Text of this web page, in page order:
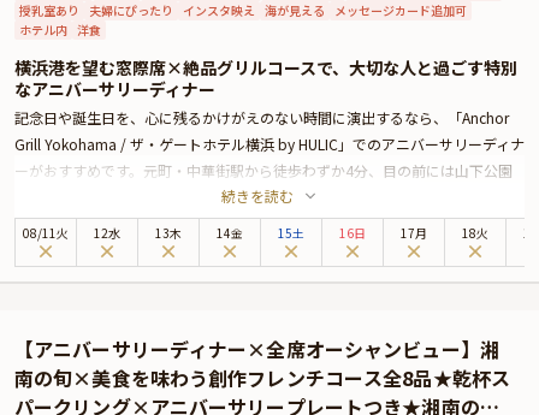
授乳室あり
夫婦にぴったり インスタ映え 海が見える
メッセージカード追加可
ホテル内 洋食
横浜港を望む窓際席×絶品グリルコースで、大切な人と過ごす特別
なアニバーサリーディナー
記念日や誕生日を、心に残るかけがえのない時間に演出するなら、「Anchor
Grill Yokohama / ザ・ゲートホテル横浜 by HULIC」でのアニバーサリーディナ
ーがおすすめです。元町・中華街駅から徒歩わずか4分、目の前には山下公園
と横浜の海が広がる絶好のロケーション。まるで異国に訪れたかのような情緒
あふれる店内で、夕暮れから夜へと移ろう景色とともに、特別なひとときをお
過ごしいただけます。
引き出した魚料理と肉料理のWメインを中心に、グリルの技が光る一皿一皿
を、ソースや付け合わせでお好みに合わせてお楽しみいただけます。
また、ディナーの締めくくりには、想いを込めたメッセージ付きのデザートプ
続きを読む
08/11火 12水 13木 14金 15土 16日 17月 18火
【アニバーサリーディナー×全席オーシャンビュー】湘
南の旬×美食を味わう創作フレンチコース全8品★乾杯ス
パークリング×アニバーサリープレートつき★湘南の波